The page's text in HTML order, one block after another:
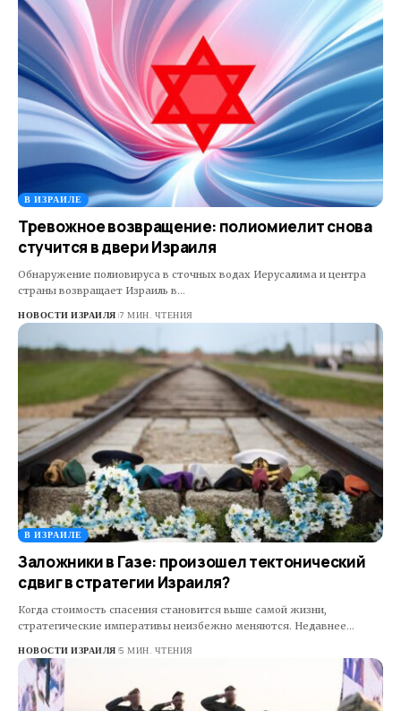
В ИЗРАИЛЕ
Тревожное возвращение: полиомиелит снова
стучится в двери Израиля
Обнаружение полиовируса в сточных водах Иерусалима и центра
страны возвращает Израиль в…
НОВОСТИ ИЗРАИЛЯ 7 МИН. ЧТЕНИЯ
В ИЗРАИЛЕ
Заложники в Газе: произошел тектонический
сдвиг в стратегии Израиля?
Когда стоимость спасения становится выше самой жизни,
стратегические императивы неизбежно меняются. Недавнее…
НОВОСТИ ИЗРАИЛЯ 5 МИН. ЧТЕНИЯ